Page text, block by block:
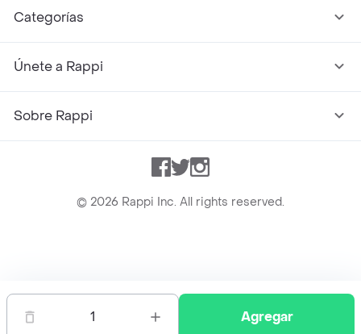
1 Agregar
Categorías
Únete a Rappi
Sobre Rappi
Facebook
TwitterInstagram
© 2026 Rappi Inc. All rights reserved.